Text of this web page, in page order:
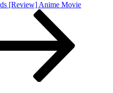
[Review] Anime Movie